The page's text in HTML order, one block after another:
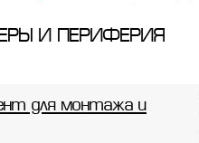
И ПЕРИФЕРИЯ
для монтажа и